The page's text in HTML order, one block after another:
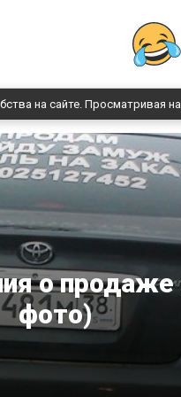
на сайте. Просматривая
о
фото)